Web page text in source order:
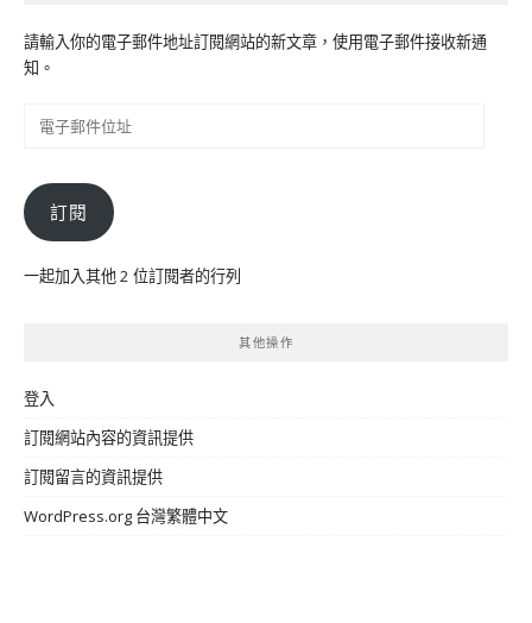
請輸入你的電子郵件地址訂閱網站的新文章，使用電子郵件接收新通
知。
件
位
訂閱
一起加入其他 2 位訂閱者的行列
其他操作
登入
訂閱網站內容的資訊提供
訂閱留言的資訊提供
WordPress.org 台灣繁體中文